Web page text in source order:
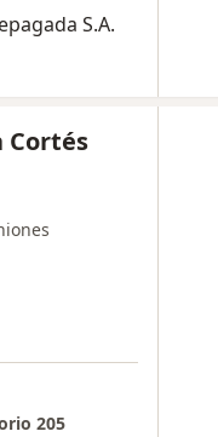
S.A.
Cortés
205